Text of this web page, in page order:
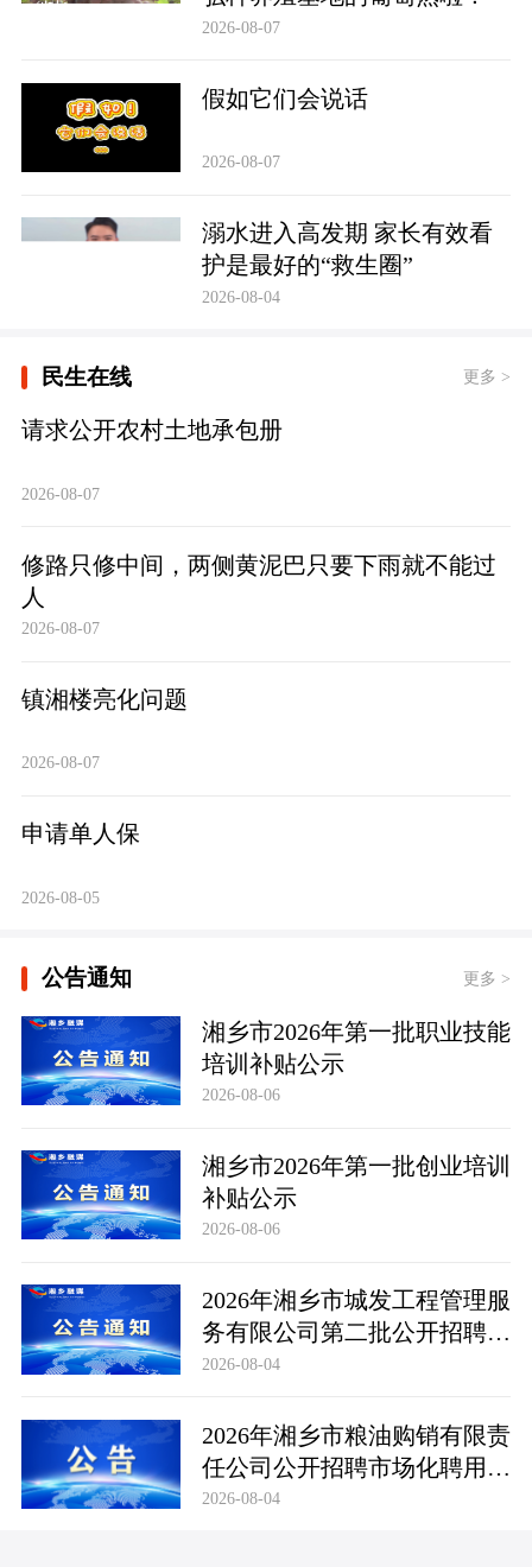
2026-08-07
假如它们会说话
2026-08-07
溺水进入高发期 家长有效看
护是最好的“救生圈”
2026-08-04
民生在线 更多 >
请求公开农村土地承包册
2026-08-07
修路只修中间，两侧黄泥巴只要下雨就不能过
人
2026-08-07
镇湘楼亮化问题
2026-08-07
申请单人保
2026-08-05
公告通知 更多 >
湘乡市2026年第一批职业技能
培训补贴公示
2026-08-06
湘乡市2026年第一批创业培训
补贴公示
2026-08-06
2026年湘乡市城发工程管理服
务有限公司第二批公开招聘市
场化聘用工作人员笔试成绩公
2026-08-04
2026年湘乡市粮油购销有限责
任公司公开招聘市场化聘用工
作人员笔试成绩公布及成绩复
2026-08-04